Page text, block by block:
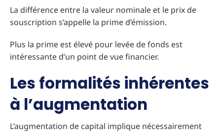
La différence entre la valeur nominale et le prix de
souscription s’appelle la prime d’émission.
Plus la prime est élevé pour levée de fonds est
intéressante d’un point de vue financier.
Les formalités inhérentes
à l’augmentation
L’augmentation de capital implique nécessairement